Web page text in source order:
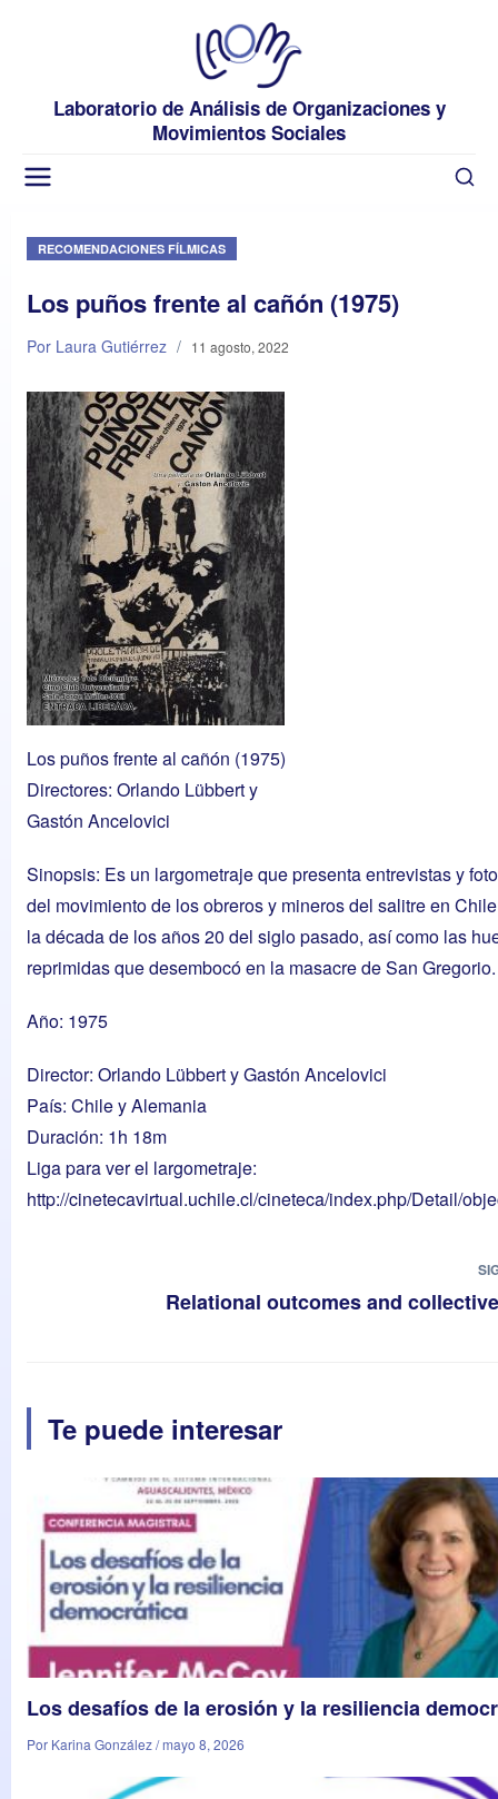
Laboratorio de Análisis de Organizaciones y
Movimientos Sociales
RECOMENDACIONES FÍLMICAS
Los puños frente al cañón (1975)
Por Laura Gutiérrez / 11 agosto, 2022
Los puños frente al cañón (1975)
Directores: Orlando Lübbert y
Gastón Ancelovici
Sinopsis: Es un largometraje que presenta entrevistas y
del movimiento de los obreros y mineros del salitre en
la década de los años 20 del siglo pasado, así como las
reprimidas que desembocó en la masacre de San Gregorio.
Año: 1975
Director: Orlando Lübbert y Gastón Ancelovici
País: Chile y Alemania
Duración: 1h 18m
Liga para ver el largometraje:
http://cinetecavirtual.uchile.cl/cineteca/index.php/Detail/
Relational outcomes and
Te puede interesar
Los desafíos de la erosión y la resiliencia
Por Karina González / mayo 8, 2026